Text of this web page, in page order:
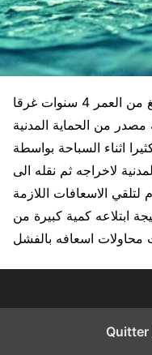
توفي مساء يوم امس طفل يبلغ من العمر 4 سنوات غرقا
من الحماية المدنية
اثناء السباحة بواسطة
لاخراجه ثم نقله الى
الاسعافات اللازمة
ابتلاعه كمية كبيرة من
محاولات اسعافه بالفشل
Quitter